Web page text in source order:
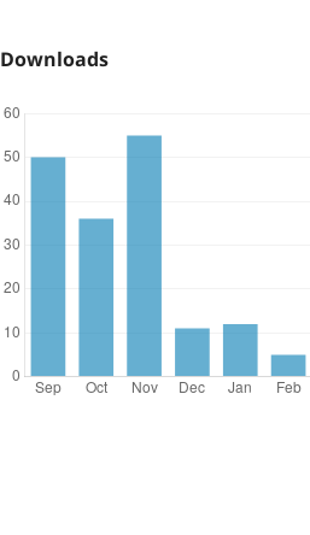
Downloads